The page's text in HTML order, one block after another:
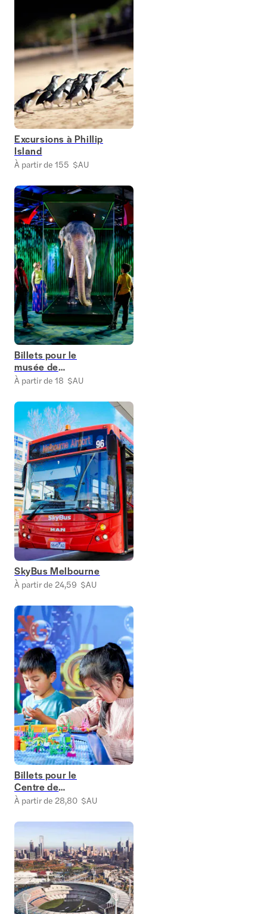
Excursions à Phillip
Island
À partir de 155 $AU
Billets pour le
musée de
Melbourne
À partir de 18 $AU
SkyBus Melbourne
À partir de 24,59 $AU
Billets pour le
Centre de
découverte
À partir de 28,80 $AU